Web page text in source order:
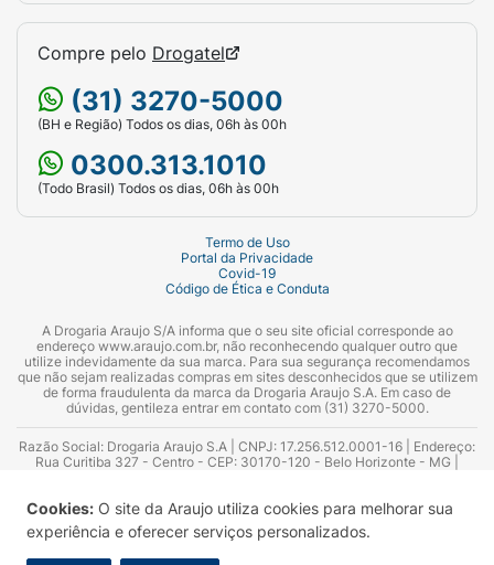
Cookies: O site da Araujo utiliza cookies para melhorar sua
experiência e oferecer serviços personalizados.
Compre pelo Drogatel
(31) 3270-5000
(BH e Região) Todos os dias, 06h às 00h
0300.313.1010
(Todo Brasil) Todos os dias, 06h às 00h
Termo de Uso
Portal da Privacidade
Covid-19
Código de Ética e Conduta
A Drogaria Araujo S/A informa que o seu site oficial corresponde ao
endereço www.araujo.com.br, não reconhecendo qualquer outro que
utilize indevidamente da sua marca. Para sua segurança recomendamos
que não sejam realizadas compras em sites desconhecidos que se utilizem
de forma fraudulenta da marca da Drogaria Araujo S.A. Em caso de
dúvidas, gentileza entrar em contato com (31) 3270-5000.
Razão Social: Drogaria Araujo S.A | CNPJ: 17.256.512.0001-16 | Endereço:
Rua Curitiba 327 - Centro - CEP: 30170-120 - Belo Horizonte - MG |
Azevedo Guimarães – CRF 10.965 | Yasmin Silva Alvarenga – CRF 52.584 -
Consultor substituto: Thiago Aguiar Pinheiro - CRF Nº 13.748. Alvará
Sanitário: 2025020713 | Autorização de Funcionamento da Empresa (AFE):